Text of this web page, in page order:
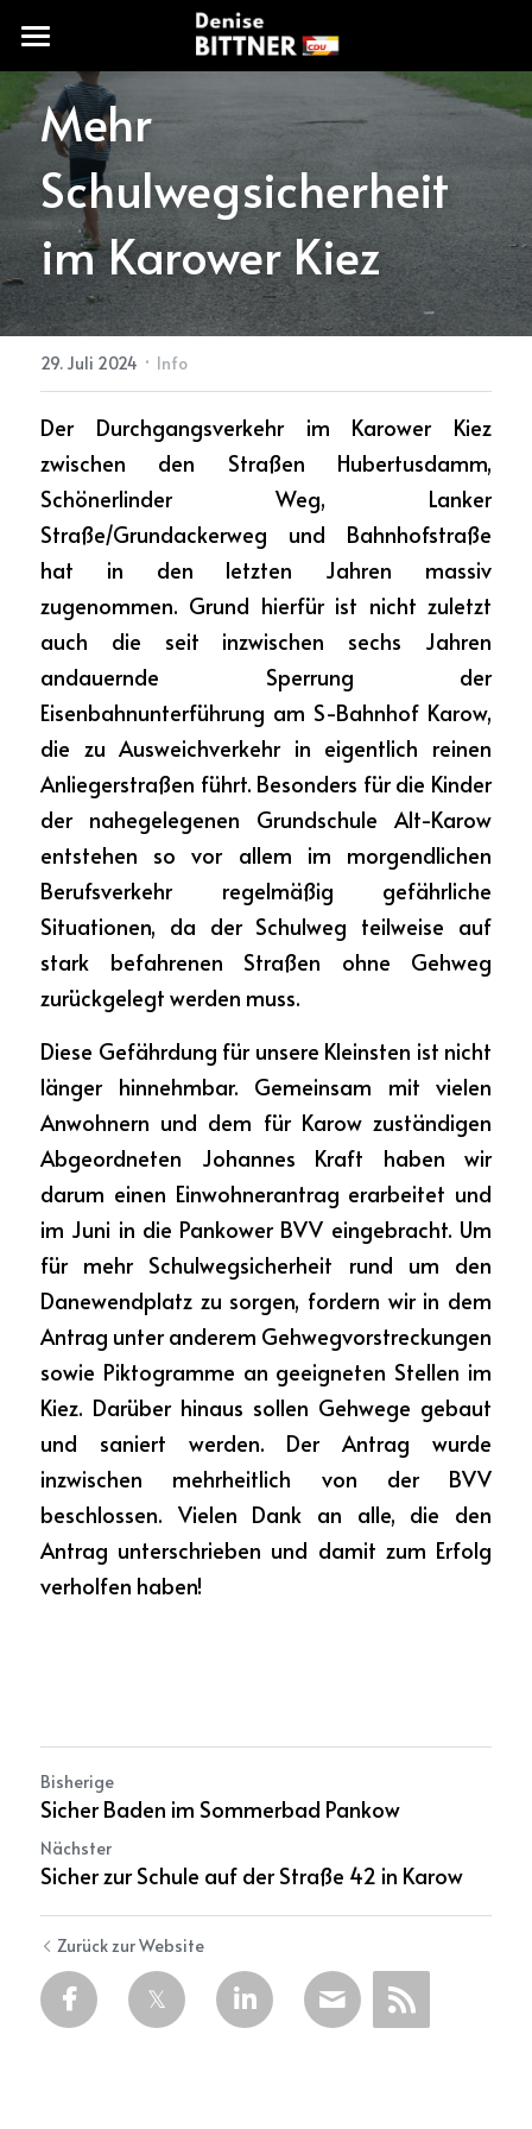
START
IMPRESSUM
KONTAKT
Mehr
Schulwegsicherheit
im Karower Kiez
29. Juli 2024 · Info
Der Durchgangsverkehr im Karower Kiez
zwischen den Straßen Hubertusdamm,
Schönerlinder Weg, Lanker
Straße/Grundackerweg und Bahnhofstraße
hat in den letzten Jahren massiv
zugenommen. Grund hierfür ist nicht zuletzt
auch die seit inzwischen sechs Jahren
andauernde Sperrung der
Eisenbahnunterführung am S-Bahnhof Karow,
die zu Ausweichverkehr in eigentlich reinen
Anliegerstraßen führt. Besonders für die Kinder
der nahegelegenen Grundschule Alt-Karow
entstehen so vor allem im morgendlichen
Berufsverkehr regelmäßig gefährliche
Situationen, da der Schulweg teilweise auf
stark befahrenen Straßen ohne Gehweg
zurückgelegt werden muss.
Diese Gefährdung für unsere Kleinsten ist nicht
länger hinnehmbar. Gemeinsam mit vielen
Anwohnern und dem für Karow zuständigen
Abgeordneten Johannes Kraft haben wir
darum einen Einwohnerantrag erarbeitet und
im Juni in die Pankower BVV eingebracht. Um
für mehr Schulwegsicherheit rund um den
Danewendplatz zu sorgen, fordern wir in dem
Antrag unter anderem Gehwegvorstreckungen
sowie Piktogramme an geeigneten Stellen im
Kiez. Darüber hinaus sollen Gehwege gebaut
und saniert werden. Der Antrag wurde
inzwischen mehrheitlich von der BVV
beschlossen. Vielen Dank an alle, die den
Antrag unterschrieben und damit zum Erfolg
verholfen haben!
Bisherige
Sicher Baden im Sommerbad Pankow
Nächster
Sicher zur Schule auf der Straße 42 in Karow
Zurück zur Website